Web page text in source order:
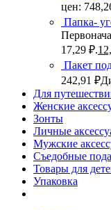
цен:
Папка-
17,29 ₽.
Пакет
242,91 ₽
Для
Женские
Зонты
Личные
Мужские
Съедобные
Товары для
Упаковка